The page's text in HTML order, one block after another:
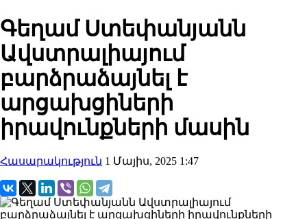
Գեղամ Ստեփանյանն
Ավստրալիայում
բարձրաձայնել է
արցախցիների
իրավունքների մասին
Հասարակություն 1 Մայիս, 2025 1:47